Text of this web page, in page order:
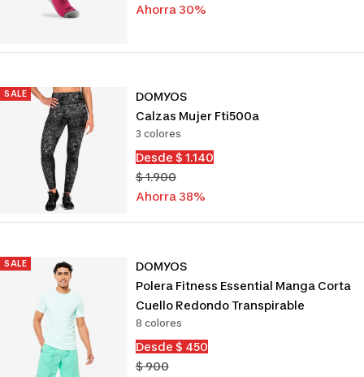
venta
normal
Ahorra 30%
SALE
DOMYOS
Calzas Mujer Fti500a
3 colores
Precio
de
venta
Desde $ 1.140
Precio
normal
$ 1.900
Ahorra 38%
SALE
DOMYOS
Polera Fitness Essential Manga Corta
Cuello Redondo Transpirable
8 colores
Precio
de
Desde $ 450
Precio
$ 900